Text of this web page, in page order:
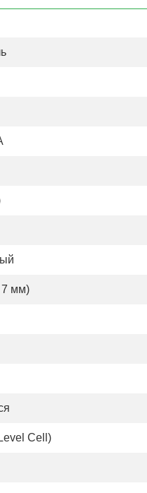
7 мм)
Cell)